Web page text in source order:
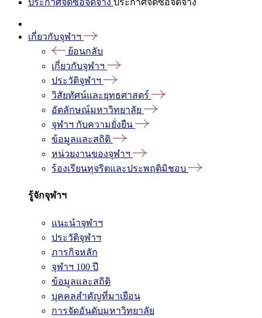
ประกาศจัดซื้อจัดจ้าง ประกาศจัดซื้อจัดจ้าง
เกี่ยวกับจุฬาฯ
ย้อนกลับ
เกี่ยวกับจุฬาฯ
ประวัติจุฬาฯ
วิสัยทัศน์และยุทธศาสตร์
อัตลักษณ์มหาวิทยาลัย
จุฬาฯ กับความยั่งยืน
ข้อมูลและสถิติ
หน่วยงานของจุฬาฯ
ร้องเรียนทุจริตและประพฤติมิชอบ
รู้จักจุฬาฯ
แนะนำจุฬาฯ
ประวัติจุฬาฯ
ภารกิจหลัก
จุฬาฯ 100 ปี
ข้อมูลและสถิติ
บุคคลสำคัญที่มาเยือน
การจัดอันดับมหาวิทยาลัย